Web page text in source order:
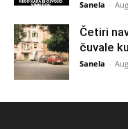
Sanela -
Četiri
čuvale
Sanela -